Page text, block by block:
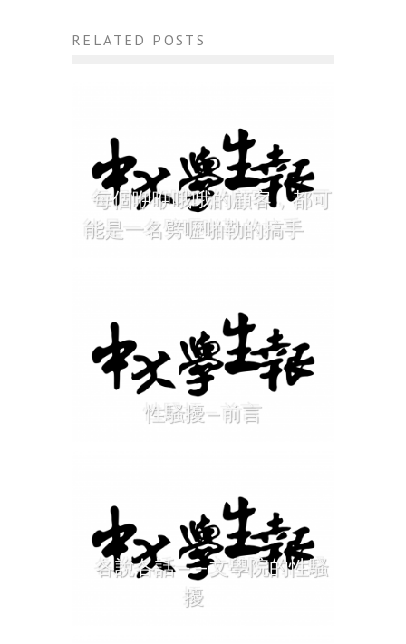
RELATED POSTS
每個咿咿哦哦的顧客，都可
能是一名劈嚦啪勒的搞手
性騷擾—前言
各說各話——文學院的性騷
擾